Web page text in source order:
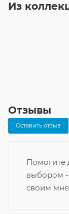
Из
Отзывы
Оставить отзыв
Помогите
выбором -
своим